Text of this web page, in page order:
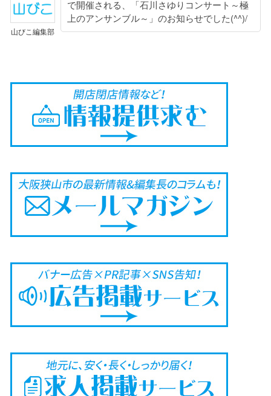
山びこ編集部
で開催される、「石川さゆりコンサート～極
上のアンサンブル～」のお知らせでした(^^)/